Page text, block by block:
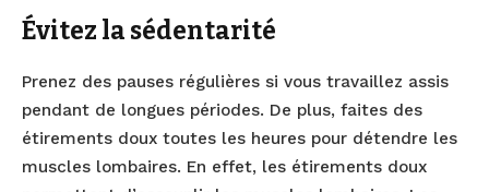
Évitez la sédentarité
Prenez des pauses régulières si vous travaillez assis
pendant de longues périodes. De plus, faites des
étirements doux toutes les heures pour détendre les
muscles lombaires. En effet, les étirements doux